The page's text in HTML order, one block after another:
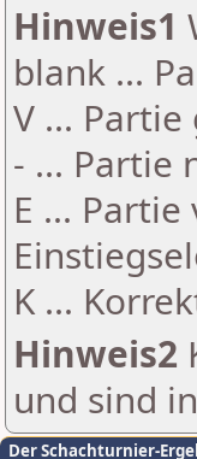
Hinweis1
blank ...
V ...
- ... Partie
E ...
K ...
Hinweis2
und sind
Der Schachturnier-